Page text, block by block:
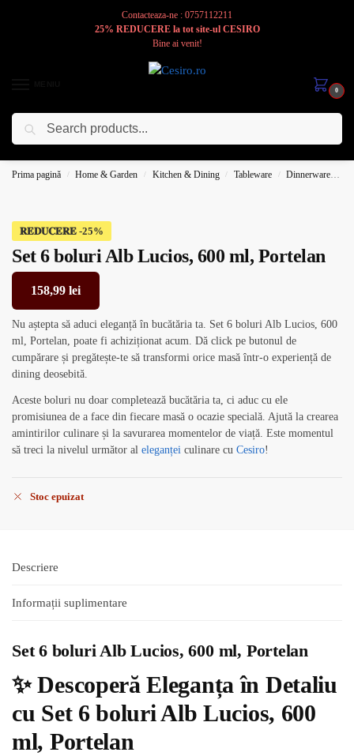
Contacteaza-ne : 0757112211
25% REDUCERE la tot site-ul CESIRO
Bine ai venit!
0
Cesiro
Prima pagină / Home & Garden / Kitchen & Dining / Tableware / Dinnerware
𝐑𝐄𝐃𝐔𝐂𝐄𝐑𝐄
Set 6 boluri Alb Lucios, 600 ml, Portelan
158,99 lei
Nu aștepta să aduci eleganță în bucătăria ta. Set 6 boluri Alb Lucios, 600
ml, Portelan, poate fi achiziționat acum. Dă click pe butonul de
cumpărare și pregătește-te să transformi orice masă într-o experiență de
dining deosebită.
Aceste boluri nu doar completează bucătăria ta, ci aduc cu ele
promisiunea de a face din fiecare masă o ocazie specială. Ajută la crearea
amintirilor culinare și la savurarea momentelor de viață. Este momentul
să treci la nivelul următor al eleganței culinare cu Cesiro!
Stoc epuizat
Descriere
Informații suplimentare
Set 6 boluri Alb Lucios, 600 ml, Portelan
✨ Descoperă Eleganța în Detaliu
cu Set 6 boluri Alb Lucios, 600
ml, Portelan